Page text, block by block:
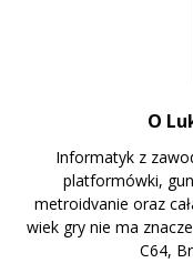
O
Informatyk z
platformówki,
metroidvanie oraz
wiek gry nie ma
C64,